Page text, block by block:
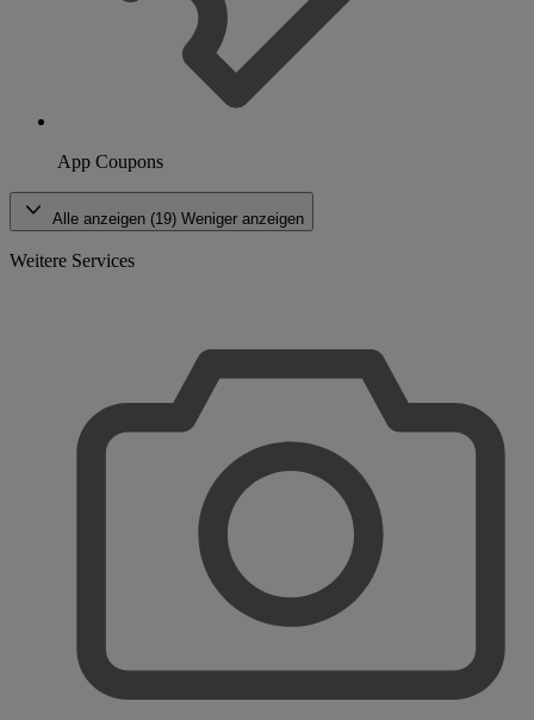
App Coupons
Alle anzeigen (19) Weniger anzeigen
Weitere Services